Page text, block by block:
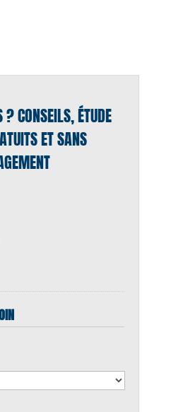
CONSEILS, ÉTUDE
ET SANS